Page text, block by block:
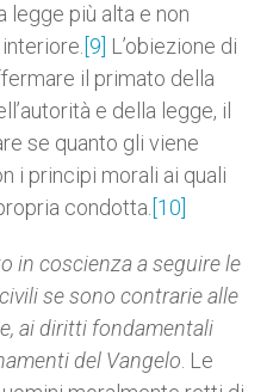
legge più alta e non
[9] L’obiezione di
il primato della
e della legge, il
se quanto gli viene
i principi morali ai quali
condotta. [10]
in coscienza a seguire le
se sono contrarie alle
ai diritti fondamentali
del Vangelo . Le